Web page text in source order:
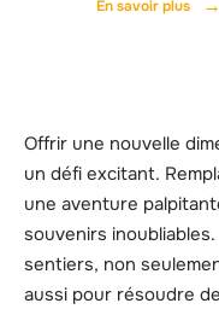
En savoir plus
Offrir une nouvelle
un défi excitant.
une aventure
souvenirs
sentiers, non
aussi pour résoudre